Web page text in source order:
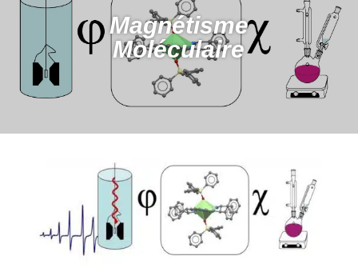
Magnétisme
Moléculaire